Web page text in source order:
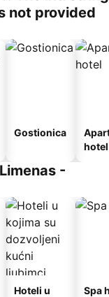
not provided
Gostionica
hotel
-
Hoteli u
Spa